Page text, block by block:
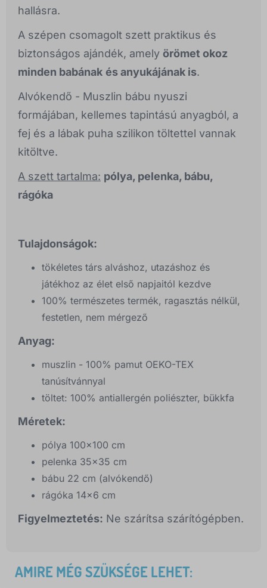
hallásra.
A szépen csomagolt szett praktikus és
biztonságos ajándék, amely örömet okoz
minden babának és anyukájának is.
Alvókendő - Muszlin bábu nyuszi
formájában, kellemes tapintású anyagból, a
fej és a lábak puha szilikon töltettel vannak
kitöltve.
A szett tartalma: pólya, pelenka, bábu,
rágóka
Tulajdonságok:
tökéletes társ alváshoz, utazáshoz és
játékhoz az élet első napjaitól kezdve
100% természetes termék, ragasztás nélkül,
festetlen, nem mérgező
Anyag:
muszlin - 100% pamut OEKO-TEX
tanúsítvánnyal
töltet: 100% antiallergén poliészter, bükkfa
Méretek:
pólya 100x100 cm
pelenka 35x35 cm
bábu 22 cm (alvókendő)
rágóka 14x6 cm
Figyelmeztetés: Ne szárítsa szárítógépben.
AMIRE MÉG SZÜKSÉGE LEHET: